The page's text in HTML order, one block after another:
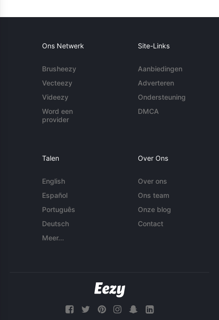
Ons Netwerk
Brusheezy
Vecteezy
Videezy
Word een
provider
Site-Links
Aanbiedingen
Adverteren
Ondersteuning
DMCA
Talen
English
Español
Português
Deutsch
Meer...
Over Ons
Over ons
Ons team
Onze blog
Contact